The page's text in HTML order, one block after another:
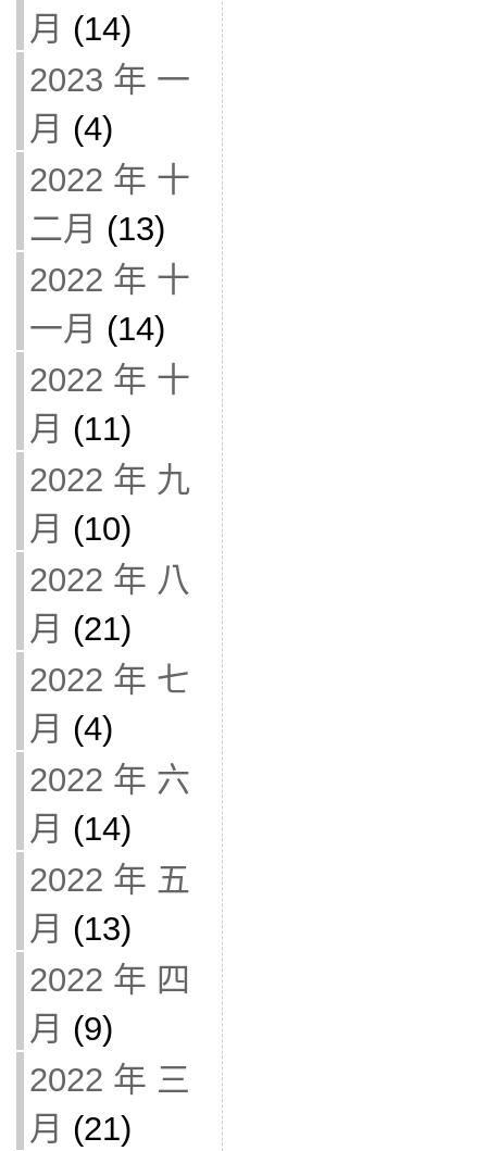
月 (14)
2023 年 一
月 (4)
2022 年 十
二月 (13)
2022 年 十
一月 (14)
2022 年 十
月 (11)
2022 年 九
月 (10)
2022 年 八
月 (21)
2022 年 七
月 (4)
2022 年 六
月 (14)
2022 年 五
月 (13)
2022 年 四
月 (9)
2022 年 三
月 (21)